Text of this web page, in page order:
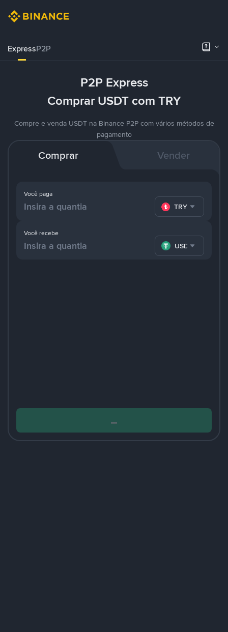
ExpressP2P
P2P Express
Comprar USDT com TRY
Compre e venda USDT na Binance P2P com vários métodos de
pagamento
Comprar Vender
Você paga
TRY
Você recebe
USDT